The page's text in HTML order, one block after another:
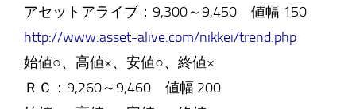
アセットアライブ：9,300～9,450 値幅 150
http://www.asset-alive.com/nikkei/trend.php
始値○、高値×、安値○、終値×
ＲＣ：9,260～9,460 値幅 200